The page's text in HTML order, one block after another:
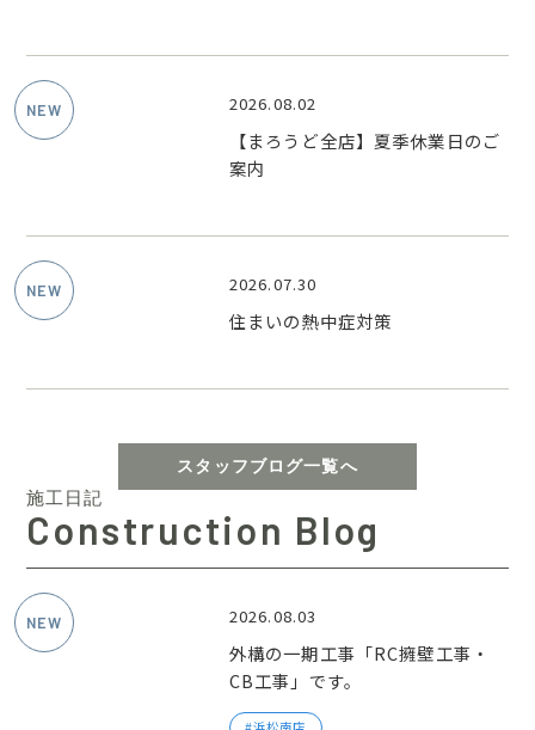
2026.08.02
【まろうど全店】夏季休業日のご
案内
2026.07.30
住まいの熱中症対策
スタッフブログ一覧へ
施工日記
Construction Blog
2026.08.03
外構の一期工事「RC擁壁工事・
CB工事」です。